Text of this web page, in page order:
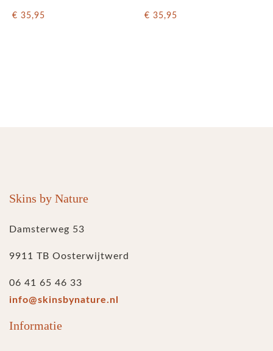
€ 35,95 € 35,95
Skins by Nature
Damsterweg 53
9911 TB Oosterwijtwerd
06 41 65 46 33
info@skinsbynature.nl
Informatie